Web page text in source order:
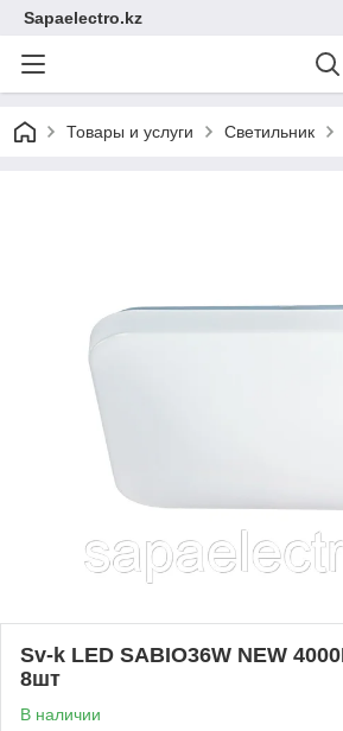
Sapaelectro.kz
Товары и услуги Светильник
Sv-k LED SABIO36W NEW
8шт
В наличии